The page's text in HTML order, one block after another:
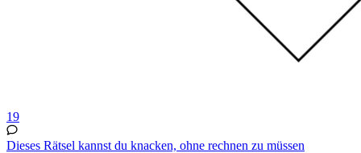
19
Dieses Rätsel kannst du knacken, ohne rechnen zu müssen